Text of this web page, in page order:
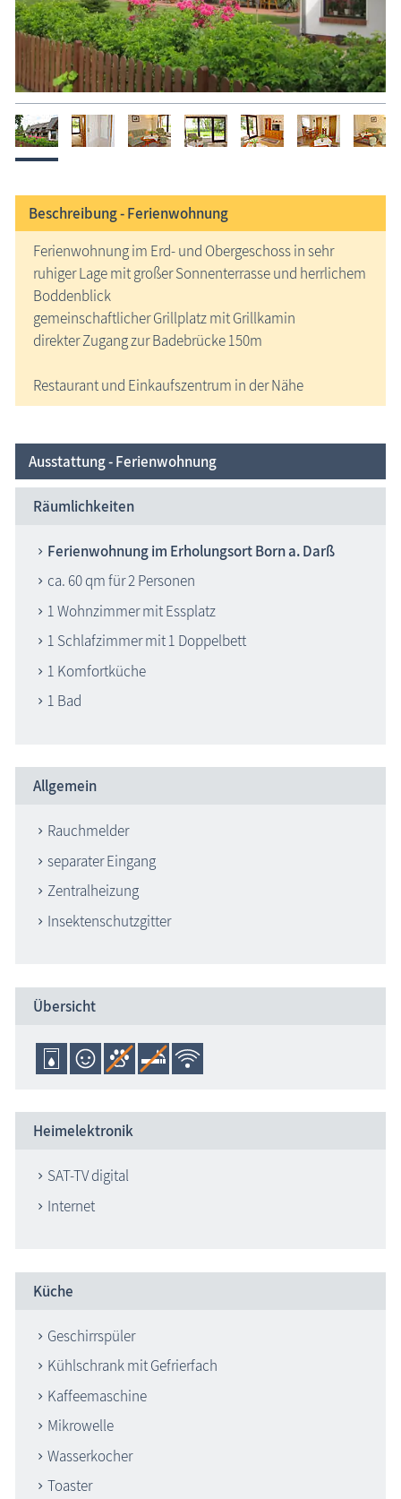
Beschreibung -Ferienwohnung
Ferienwohnung im Erd- und Obergeschoss in sehr
ruhiger Lage mit großer Sonnenterrasse und herrlichem
Boddenblick
gemeinschaftlicher Grillplatz mit Grillkamin
direkter Zugang zur Badebrücke 150m
Restaurant und Einkaufszentrum in der Nähe
Ausstattung - Ferienwohnung
Räumlichkeiten
Ferienwohnung im Erholungsort Born a. Darß
ca. 60 qm für 2 Personen
1 Wohnzimmer mit Essplatz
1 Schlafzimmer mit 1 Doppelbett
1 Komfortküche
1 Bad
Allgemein
Rauchmelder
separater Eingang
Zentralheizung
Insektenschutzgitter
Übersicht
Heimelektronik
SAT-TV digital
Internet
Küche
Geschirrspüler
Kühlschrank mit Gefrierfach
Kaffeemaschine
Mikrowelle
Wasserkocher
Toaster